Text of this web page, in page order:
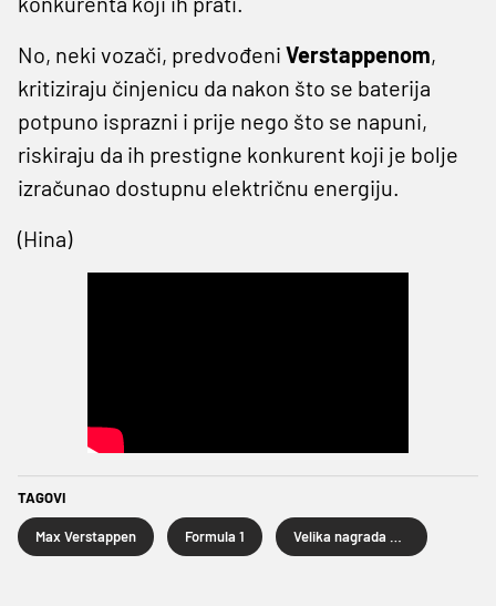
No, neki vozači, predvođeni Verstappenom,
kritiziraju činjenicu da nakon što se baterija
potpuno isprazni i prije nego što se napuni,
riskiraju da ih prestigne konkurent koji je bolje
izračunao dostupnu električnu energiju.
(Hina)
TAGOVI
Max Verstappen Formula 1